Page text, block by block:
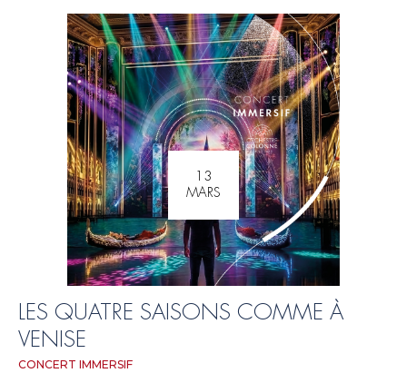
13
MARS
LES QUATRE SAISONS COMME À
VENISE
CONCERT IMMERSIF